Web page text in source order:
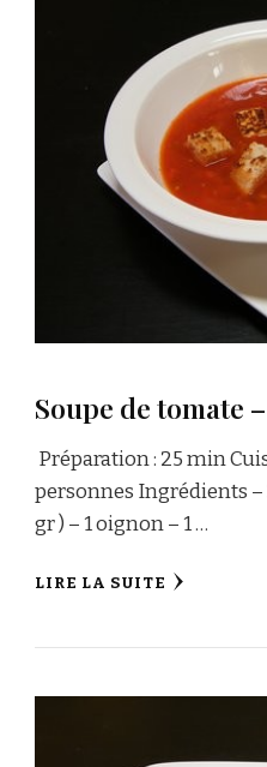
Soupe de tomate
Préparation : 25 min
personnes Ingrédients –
gr ) – 1 oignon – 1 …
LIRE LA SUITE